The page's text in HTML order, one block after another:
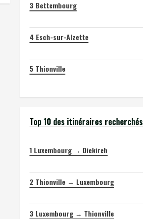
3 Bettembourg
4 Esch-sur-Alzette
5 Thionville
Top 10 des itinéraires recherchés
1 Luxembourg → Diekirch
2 Thionville → Luxembourg
3 Luxembourg → Thionville